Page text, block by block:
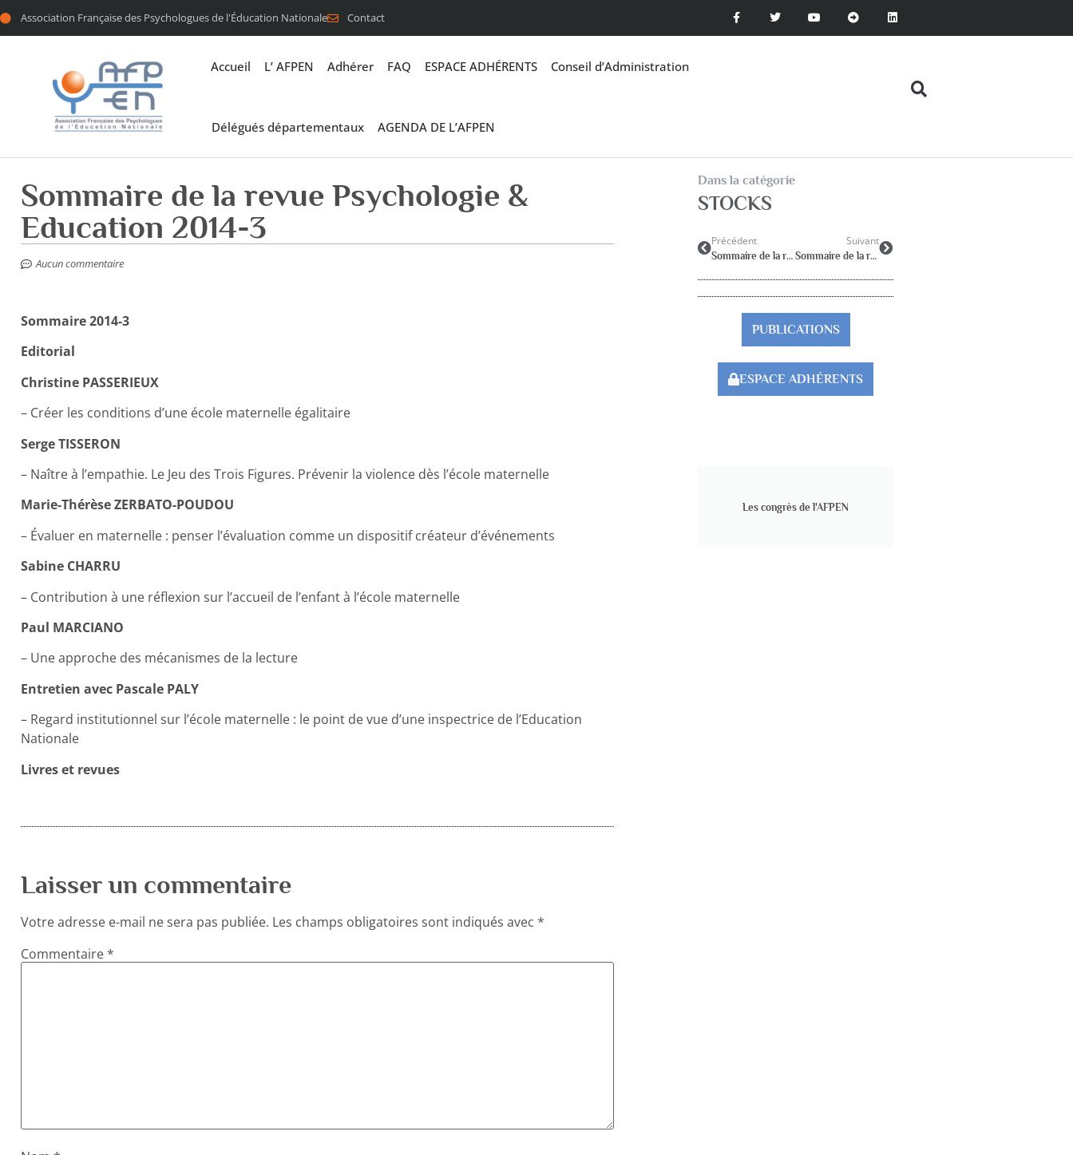
Association Française des Psychologues de l'Éducation Nationale Contact
Accueil L’ AFPEN Adhérer FAQ ESPACE ADHÉRENTS Conseil d’Administration
Délégués départementaux AGENDA DE L’AFPEN
Sommaire de la revue Psychologie &
Education 2014-3
Aucun commentaire
Sommaire 2014-3
Editorial
Christine PASSERIEUX
– Créer les conditions d’une école maternelle égalitaire
Serge TISSERON
– Naître à l’empathie. Le Jeu des Trois Figures. Prévenir la violence dès l’école maternelle
Marie-Thérèse ZERBATO-POUDOU
– Évaluer en maternelle : penser l’évaluation comme un dispositif créateur d’événements
Sabine CHARRU
– Contribution à une réflexion sur l’accueil de l’enfant à l’école maternelle
Paul MARCIANO
– Une approche des mécanismes de la lecture
Entretien avec Pascale PALY
– Regard institutionnel sur l’école maternelle : le point de vue d’une inspectrice de l’Education
Nationale
Livres et revues
Laisser un commentaire
Votre adresse e-mail ne sera pas publiée. Les champs obligatoires sont indiqués avec *
Commentaire*
Dans la catégorie
STOCKS
Précédent
Sommaire de la revue Psychologie & Education 2014-2
Suivant
Sommaire de la revue Psychologie & Education 2014-4
PUBLICATIONS
ESPACE ADHÉRENTS
Les congrès de l'AFPEN